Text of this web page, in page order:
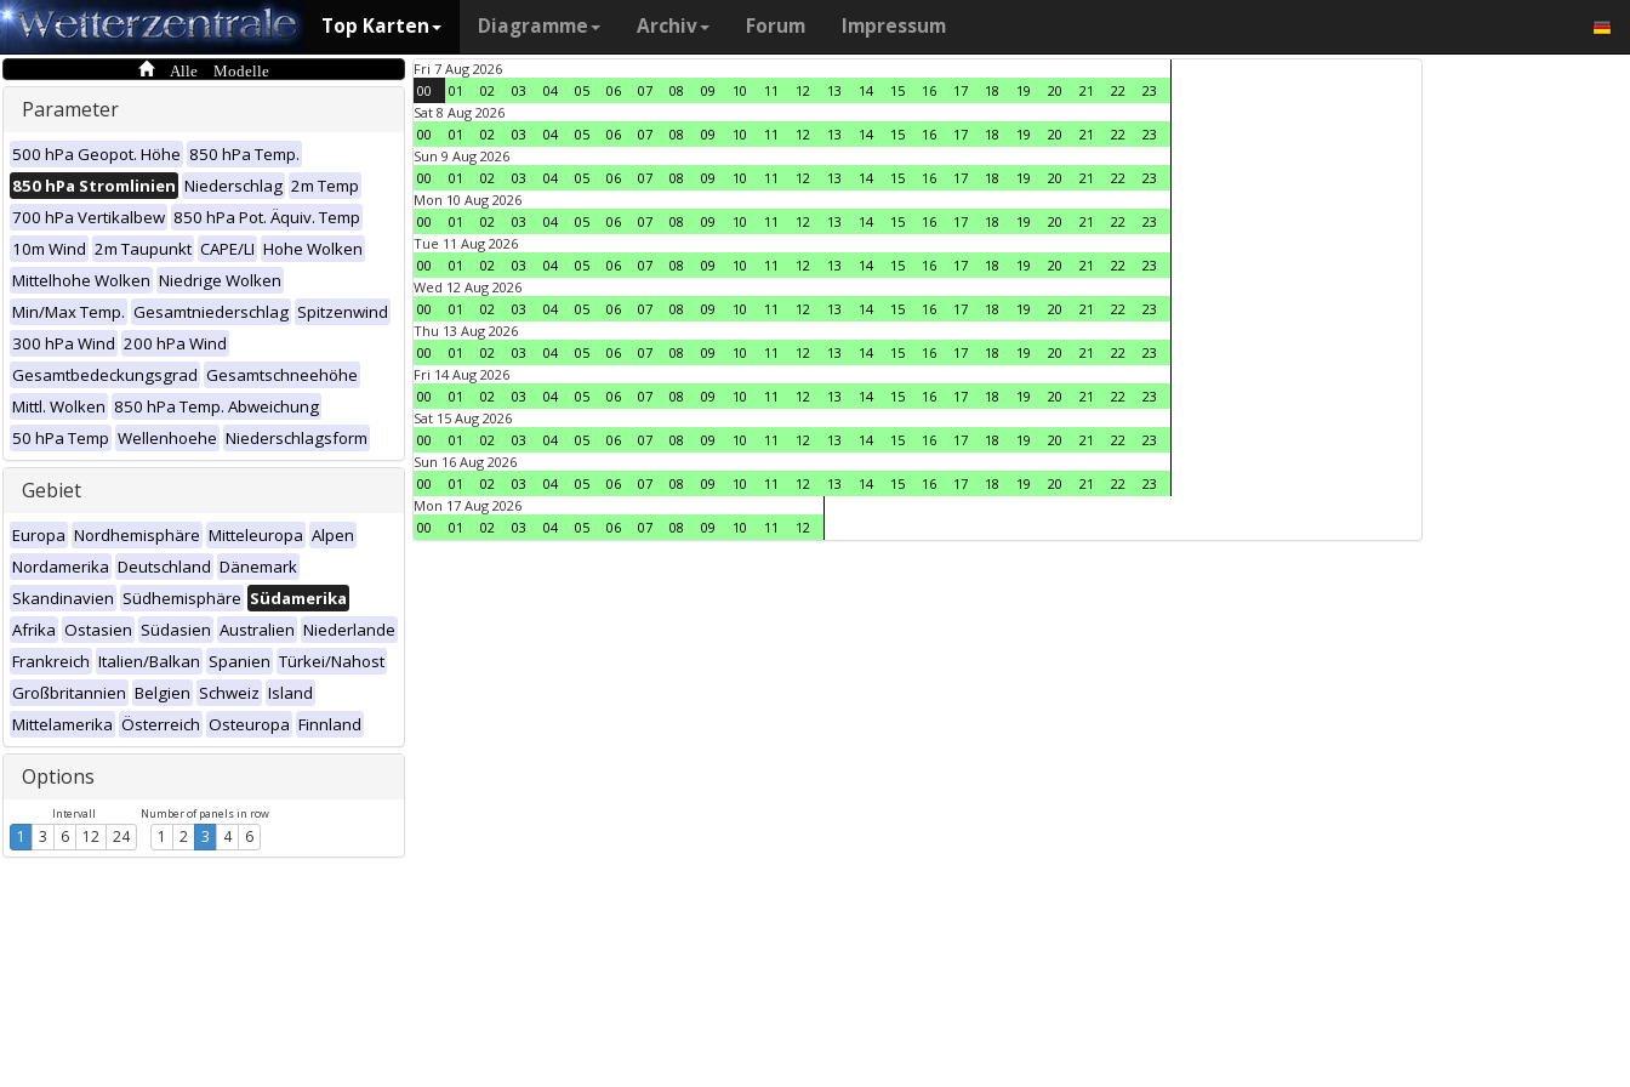
Top Karten Diagramme Archiv Forum Impressum
Alle Modelle
Parameter
500 hPa Geopot. Höhe 850 hPa Temp.
850 hPa Stromlinien Niederschlag 2m Temp
700 hPa Vertikalbew 850 hPa Pot. Äquiv. Temp
10m Wind 2m Taupunkt CAPE/LI Hohe Wolken
Mittelhohe Wolken Niedrige Wolken
Min/Max Temp. Gesamtniederschlag Spitzenwind
300 hPa Wind 200 hPa Wind
Gesamtbedeckungsgrad Gesamtschneehöhe
Mittl. Wolken 850 hPa Temp. Abweichung
50 hPa Temp Wellenhoehe Niederschlagsform
Gebiet
Europa Nordhemisphäre Mitteleuropa Alpen
Nordamerika Deutschland Dänemark
Skandinavien Südhemisphäre Südamerika
Afrika Ostasien Südasien Australien Niederlande
Frankreich Italien/Balkan Spanien Türkei/Nahost
Großbritannien Belgien Schweiz Island
Mittelamerika Österreich Osteuropa Finnland
Options
Intervall
1 3 6 12 24
Number of panels in row
1 2 3 4 6
Fri 7 Aug 2026
00
01 02 03 04 05 06 07 08 09 10 11 12 13 14 15 16 17 18 19 20 21 22
23
Sat 8 Aug 2026
00
01 02 03 04 05 06 07 08 09 10 11 12 13 14 15 16 17 18 19 20 21 22
23
Sun 9 Aug 2026
00
01 02 03 04 05 06 07 08 09 10 11 12 13 14 15 16 17 18 19 20 21 22
23
Mon 10 Aug 2026
00
01 02 03 04 05 06 07 08 09 10 11 12 13 14 15 16 17 18 19 20 21 22
23
Tue 11 Aug 2026
00
01 02 03 04 05 06 07 08 09 10 11 12 13 14 15 16 17 18 19 20 21 22
23
Wed 12 Aug 2026
00
01 02 03 04 05 06 07 08 09 10 11 12 13 14 15 16 17 18 19 20 21 22
23
Thu 13 Aug 2026
00
01 02 03 04 05 06 07 08 09 10 11 12 13 14 15 16 17 18 19 20 21 22
23
Fri 14 Aug 2026
00
01 02 03 04 05 06 07 08 09 10 11 12 13 14 15 16 17 18 19 20 21 22
23
Sat 15 Aug 2026
00
01 02 03 04 05 06 07 08 09 10 11 12 13 14 15 16 17 18 19 20 21 22
23
Sun 16 Aug 2026
00
01 02 03 04 05 06 07 08 09 10 11 12 13 14 15 16 17 18 19 20 21 22
23
Mon 17 Aug 2026
00
01 02 03 04 05 06 07 08 09 10 11 12